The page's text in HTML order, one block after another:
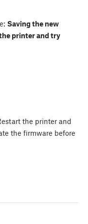
Saving the new
printer and try
the printer and
the firmware before